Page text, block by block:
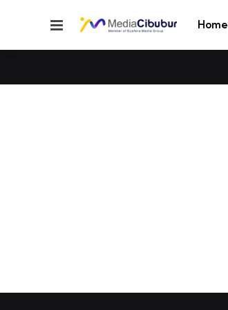
Menu Home